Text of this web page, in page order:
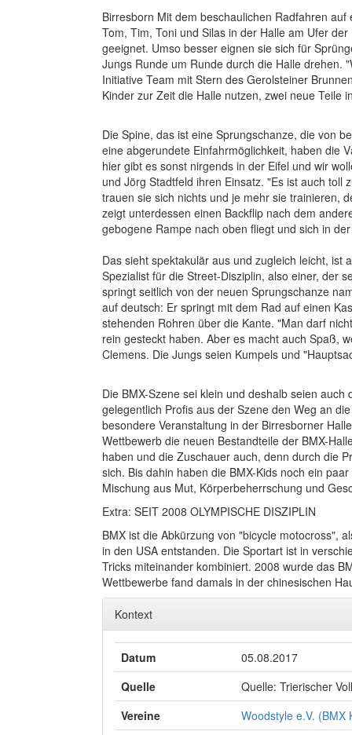
Birresborn Mit dem beschaulichen Radfahren
Tom, Tim, Toni und Silas in der Halle am Ufer
geeignet. Umso besser eignen sie sich für
Jungs Runde um Runde durch die Halle drehen.
Initiative Team mit Stern des Gerolsteiner
Kinder zur Zeit die Halle nutzen, zwei neue Teile
Die Spine, das ist eine Sprungschanze, die von
eine abgerundete Einfahrmöglichkeit, haben die
hier gibt es sonst nirgends in der Eifel und wir
und Jörg Stadtfeld ihren Einsatz. "Es ist auch toll
trauen sie sich nichts und je mehr sie trainieren,
zeigt unterdessen einen Backflip nach dem
gebogene Rampe nach oben fliegt und sich in
Das sieht spektakulär aus und zugleich leicht, ist
Spezialist für die Street-Disziplin, also einer, der
springt seitlich von der neuen Sprungschanze
auf deutsch: Er springt mit dem Rad auf einen
stehenden Rohren über die Kante. "Man darf
rein gesteckt haben. Aber es macht auch Spaß,
Clemens. Die Jungs seien Kumpels und
Die BMX-Szene sei klein und deshalb seien
gelegentlich Profis aus der Szene den Weg an
besondere Veranstaltung in der Birresborner
Wettbewerb die neuen Bestandteile der BMX-
haben und die Zuschauer auch, denn durch die
sich. Bis dahin haben die BMX-Kids noch ein
Mischung aus Mut, Körperbeherrschung und
Extra: SEIT 2008 OLYMPISCHE DISZIPLIN
BMX ist die Abkürzung von "bicycle motocross",
in den USA entstanden. Die Sportart ist in
Tricks miteinander kombiniert. 2008 wurde das
Wettbewerbe fand damals in der chinesischen
Kontext
Datum
05.08.2017
Quelle
Quelle: Trierischer
Vereine
Woodstyle e.V. (BMX